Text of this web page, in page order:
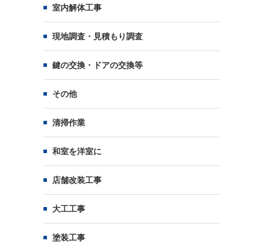
室内解体工事
現地調査・見積もり調査
鍵の交換・ドアの交換等
その他
清掃作業
和室を洋室に
店舗改装工事
大工工事
塗装工事